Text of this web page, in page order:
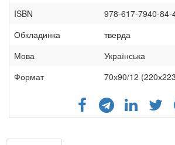
ISBN
978-617-7940-84-
Обкладинка
тверда
Мова
Українська
Формат
70х90/12